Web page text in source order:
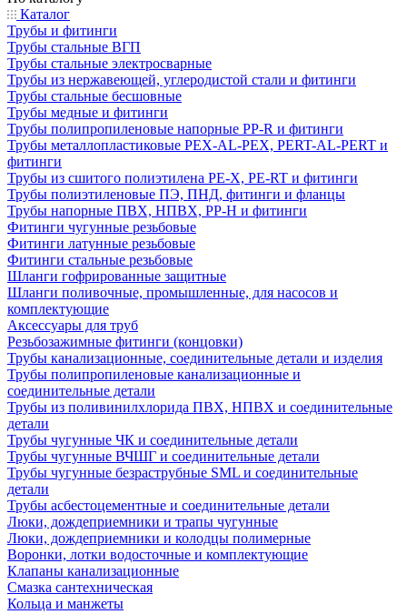
Каталог
Трубы и фитинги
Трубы стальные ВГП
Трубы стальные электросварные
Трубы из нержавеющей, углеродистой стали и фитинги
Трубы стальные бесшовные
Трубы медные и фитинги
Трубы полипропиленовые напорные PP-R и фитинги
Трубы металлопластиковые PEX-AL-PEX, PERT-AL-PERT и
фитинги
Трубы из сшитого полиэтилена PE-X, PE-RT и фитинги
Трубы полиэтиленовые ПЭ, ПНД, фитинги и фланцы
Трубы напорные ПВХ, НПВХ, PP-H и фитинги
Фитинги чугунные резьбовые
Фитинги латунные резьбовые
Фитинги стальные резьбовые
Шланги гофрированные защитные
Шланги поливочные, промышленные, для насосов и
комплектующие
Аксессуары для труб
Резьбозажимные фитинги (концовки)
Трубы канализационные, соединительные детали и изделия
Трубы полипропиленовые канализационные и
соединительные детали
Трубы из поливинилхлорида ПВХ, НПВХ и соединительные
детали
Трубы чугунные ЧК и соединительные детали
Трубы чугунные ВЧШГ и соединительные детали
Трубы чугунные безраструбные SML и соединительные
детали
Трубы асбестоцементные и соединительные детали
Люки, дождеприемники и трапы чугунные
Люки, дождеприемники и колодцы полимерные
Воронки, лотки водосточные и комплектующие
Клапаны канализационные
Смазка сантехническая
Кольца и манжеты